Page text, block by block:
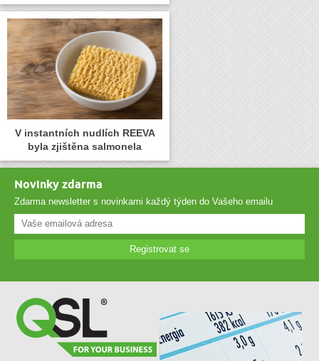
V instantních nudlích REEVA
byla zjištěna salmonela
Novinky zdarma
Zdarma newsletter s novinkami každý týden do Vašeho emailu
Registrovat se